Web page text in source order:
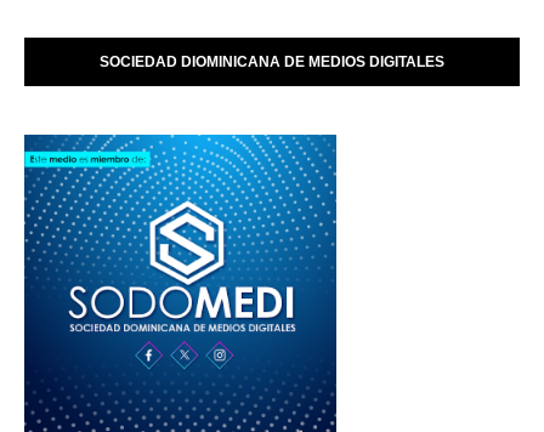
SOCIEDAD DIOMINICANA DE MEDIOS DIGITALES